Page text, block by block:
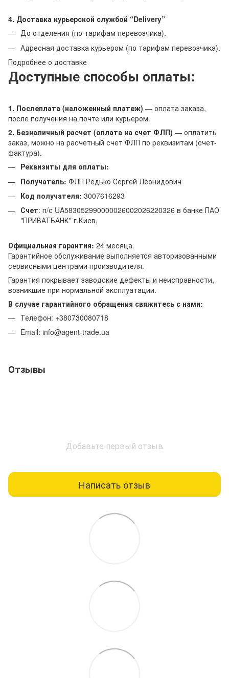
4. Доставка курьерской службой “Delivery”
До отделения (по тарифам перевозчика).
Адресная доставка курьером (по тарифам перевозчика).
Подробнее о доставке
Доступные способы оплаты:
1. Послеплата (наложенный платеж) — оплата заказа,
после получения на почте или курьером.
2. Безналичный расчет (оплата на счет ФЛП) — оплатить
заказ, можно на расчетный счет ФЛП по реквизитам (счет-
фактура).
Реквизиты для оплаты:
Получатель: ФЛП Редько Сергей Леонидович
Код получателя: 3007616293
Счет: п/с UA583052990000026002026220326 в банке ПАО
"ПРИВАТБАНК" г.Киев,
Официальная гарантия: 24 месяца.
Гарантийное обслуживание выполняется авторизованными
сервисными центрами производителя.
Гарантия покрывает заводские дефекты и неисправности,
возникшие при нормальной эксплуатации.
В случае гарантийного обращения свяжитесь с нами:
Телефон: +380730080718
Email: info@agent-trade.ua
Отзывы
Добавьте первый отзыв
Написать отзыв